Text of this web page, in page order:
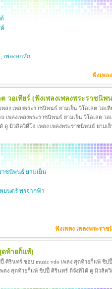
, เพลงอกหัก
ฟังเพล
วอเทียร์ (ฟังเพลงเพลงพระราชนิพ
ลง เพลงพระราชนิพนธ์ ยามเย็น วิโอเลต วอเที
เพลงเพลงพระราชนิพนธ์ ยามเย็น วิโอเลต ว
ดู มิวสิควิดีโอ เพลง เพลงพระราชนิพนธ์ ยามเ
าชนิพนธ์ ยามเย็น
ยนตร์ พรจากฟ้า
ฟังเพลง เพลงพระราช
ดท้ายก็แพ้)
รินทร์ ชอบ music vdo เพลง สุดท้ายก็แพ้ ชิป
ง สุดท้ายก็แพ้ ชิปปี้ ศิรินทร์ ดีจังที่ได้ ดู มิวสิค